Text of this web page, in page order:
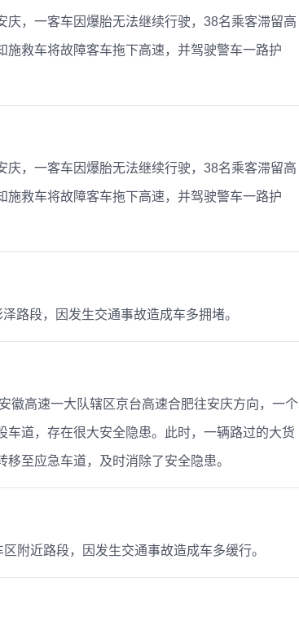
庆，一客车因爆胎无法继续行驶，38名乘客滞留高
救车将故障客车拖下高速，并驾驶警车一路护
庆，一客车因爆胎无法继续行驶，38名乘客滞留高
救车将故障客车拖下高速，并驾驶警车一路护
路段，因发生交通事故造成车多拥堵。
徽高速一大队辖区京台高速合肥往安庆方向，一个
车道，存在很大安全隐患。此时，一辆路过的大货
至应急车道，及时消除了安全隐患。
附近路段，因发生交通事故造成车多缓行。